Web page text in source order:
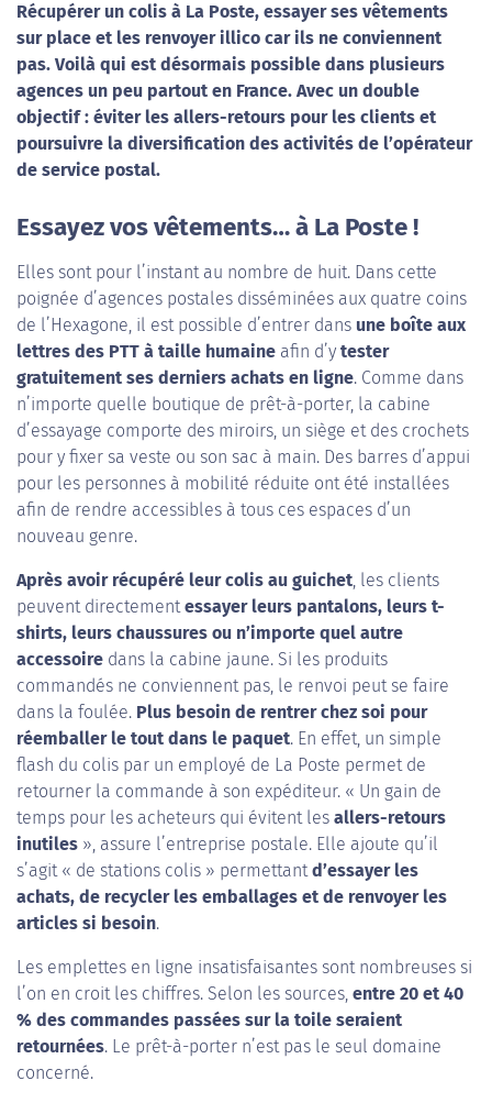
Récupérer un colis à La Poste, essayer ses vêtements
sur place et les renvoyer illico car ils ne conviennent
pas. Voilà qui est désormais possible dans plusieurs
agences un peu partout en France. Avec un double
objectif : éviter les allers-retours pour les clients et
poursuivre la diversification des activités de l’opérateur
de service postal.
Essayez vos vêtements… à La Poste !
Elles sont pour l’instant au nombre de huit. Dans cette
poignée d’agences postales disséminées aux quatre coins
de l’Hexagone, il est possible d’entrer dans une boîte aux
lettres des PTT à taille humaine afin d’y tester
gratuitement ses derniers achats en ligne. Comme dans
n’importe quelle boutique de prêt-à-porter, la cabine
d’essayage comporte des miroirs, un siège et des crochets
pour y fixer sa veste ou son sac à main. Des barres d’appui
pour les personnes à mobilité réduite ont été installées
afin de rendre accessibles à tous ces espaces d’un
nouveau genre.
Après avoir récupéré leur colis au guichet, les clients
peuvent directementessayer leurs pantalons, leurs t-
shirts, leurs chaussures ou n’importe quel autre
accessoire dans la cabine jaune. Si les produits
commandés ne conviennent pas, le renvoi peut se faire
dans la foulée. Plus besoin de rentrer chez soi pour
réemballer le tout dans le paquet. En effet, un simple
flash du colis par un employé de La Poste permet de
retourner la commande à son expéditeur. « Un gain de
temps pour les acheteurs qui évitent les allers-retours
inutiles », assure l’entreprise postale. Elle ajoute qu’il
s’agit « de stations colis » permettantd’essayer les
achats, de recycler les emballages et de renvoyer les
articles si besoin.
Les emplettes en ligne insatisfaisantes sont nombreuses si
l’on en croit les chiffres. Selon les sources, entre 20 et 40
% des commandes passées sur la toile seraient
retournées. Le prêt-à-porter n’est pas le seul domaine
concerné.